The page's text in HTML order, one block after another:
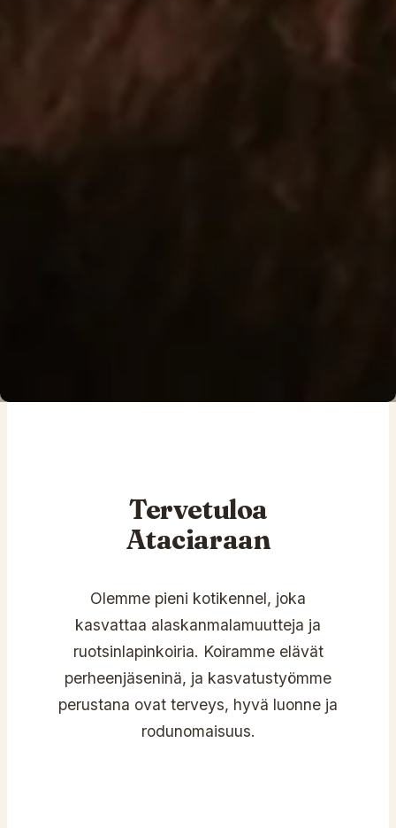
Tervetuloa
Ataciaraan
Olemme pieni kotikennel, joka
kasvattaa alaskanmalamuutteja ja
ruotsinlapinkoiria. Koiramme elävät
perheenjäseninä, ja kasvatustyömme
perustana ovat terveys, hyvä luonne ja
rodunomaisuus.